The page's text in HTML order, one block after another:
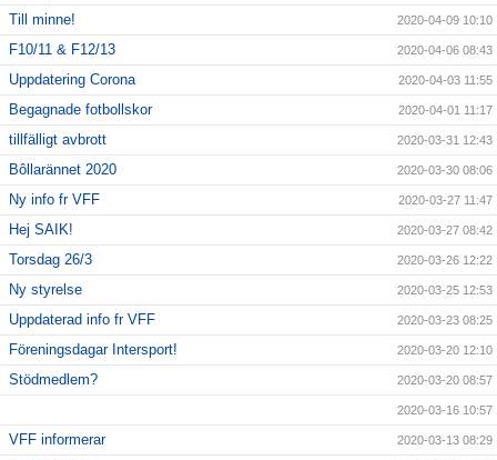
Till minne! 2020-04-09 10:10
F10/11 & F12/13 2020-04-06 08:43
Uppdatering Corona 2020-04-03 11:55
Begagnade fotbollskor 2020-04-01 11:17
tillfälligt avbrott 2020-03-31 12:43
Bôllarännet 2020 2020-03-30 08:06
Ny info fr VFF 2020-03-27 11:47
Hej SAIK! 2020-03-27 08:42
Torsdag 26/3 2020-03-26 12:22
Ny styrelse 2020-03-25 12:53
Uppdaterad info fr VFF 2020-03-23 08:25
Föreningsdagar Intersport! 2020-03-20 12:10
Stödmedlem? 2020-03-20 08:57
2020-03-16 10:57
VFF informerar 2020-03-13 08:29